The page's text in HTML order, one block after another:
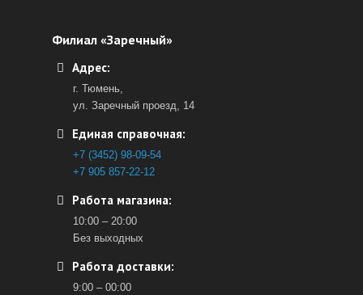
Филиал «Заречный»
Адрес:
г. Тюмень,
ул. Заречный проезд, 14
Единая справочная:
+7 (3452) 98-09-54
+7 905 857-22-12
Работа магазина:
10:00 – 20:00
Без выходных
Работа доставки:
9:00 – 00:00